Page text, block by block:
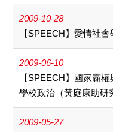
2009-10-28
【SPEECH】愛情社會
2009-06-10
【SPEECH】國家霸
學校政治（黃庭康助研
2009-05-27